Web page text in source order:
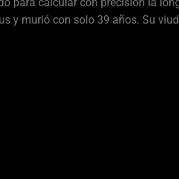
para calcular con precisión la
y murió con solo 39 años. Su